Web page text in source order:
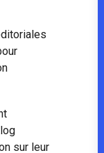
sur leur